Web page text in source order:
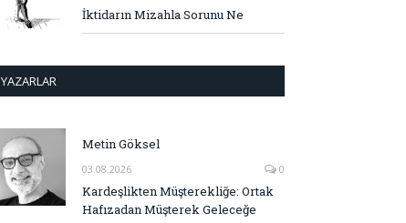
İktidarın Mizahla Sorunu Ne
YAZARLAR
Metin Göksel
03.08.2026 0
Kardeşlikten Müşterekliğe: Ortak
Hafızadan Müşterek Geleceğe